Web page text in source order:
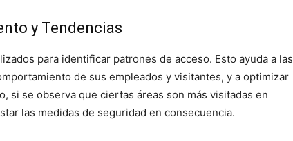
y Tendencias
para identificar patrones de acceso. Esto ayuda a las
de sus empleados y visitantes, y a optimizar
si se observa que ciertas áreas son más visitadas en
las medidas de seguridad en consecuencia.